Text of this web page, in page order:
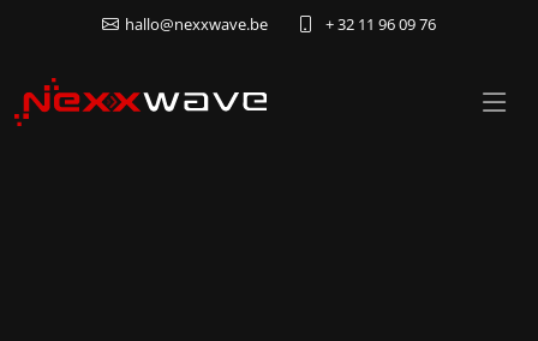
hallo@nexxwave.be + 32 11 96 09 76